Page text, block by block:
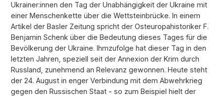
Ukrainer:innen den Tag der Unabhängigkeit der Ukraine mit
einer Menschenkette über die Wettsteinbrücke. In einem
Artikel der Basler Zeitung spricht der Osteuropahistoriker F.
Benjamin Schenk über die Bedeutung dieses Tages für die
Bevölkerung der Ukraine. Ihmzufolge hat dieser Tag in den
letzten Jahren, speziell seit der Annexion der Krim durch
Russland, zunehmend an Relevanz gewonnen. Heute steht
der 24. August in enger Verbindung mit dem Abwehrkrieg
gegen den Russischen Staat - so zum Beispiel hielt der